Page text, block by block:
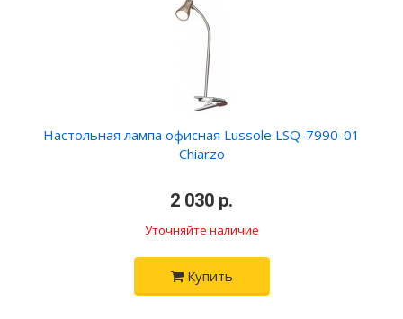
Настольная лампа офисная Lussole LSQ-7990-01
Chiarzo
2 030 р.
Уточняйте наличие
Купить